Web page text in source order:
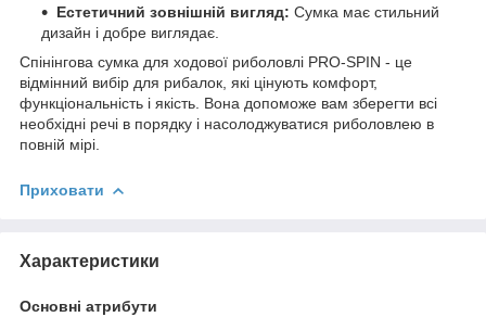
Естетичний зовнішній вигляд: Сумка має стильний
дизайн і добре виглядає.
Спінінгова сумка для ходової риболовлі PRO-SPIN - це
відмінний вибір для рибалок, які цінують комфорт,
функціональність і якість. Вона допоможе вам зберегти всі
необхідні речі в порядку і насолоджуватися риболовлею в
повній мірі.
Приховати
Характеристики
Основні атрибути